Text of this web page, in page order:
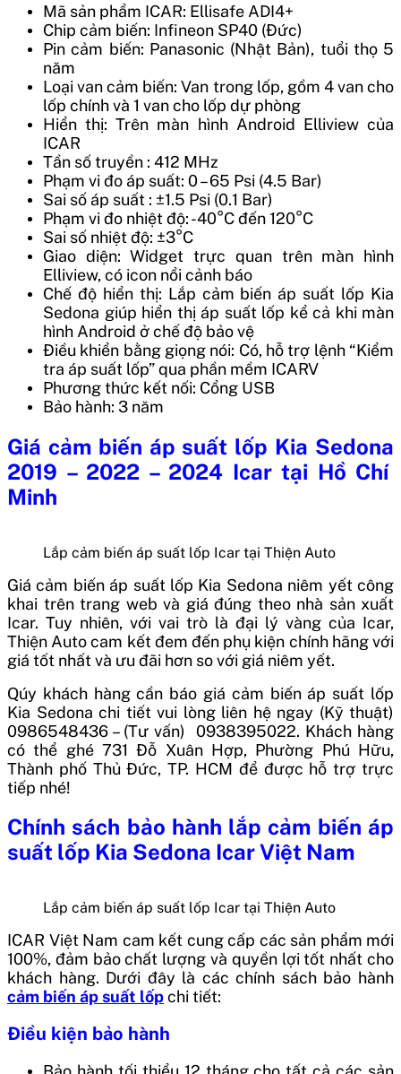
Mã sản phẩm ICAR: Ellisafe ADI4+
Chip cảm biến: Infineon SP40 (Đức)
Pin cảm biến: Panasonic (Nhật Bản), tuổi thọ 5
năm
Loại van cảm biến: Van trong lốp, gồm 4 van cho
lốp chính và 1 van cho lốp dự phòng
Hiển thị: Trên màn hình Android Elliview của
ICAR
Tần số truyền : 412 MHz
Phạm vi đo áp suất: 0 – 65 Psi (4.5 Bar)
Sai số áp suất : ±1.5 Psi (0.1 Bar)
Phạm vi đo nhiệt độ: -40°C đến 120°C
Sai số nhiệt độ: ±3°C
Giao diện: Widget trực quan trên màn hình
Elliview, có icon nổi cảnh báo
Chế độ hiển thị: Lắp cảm biến áp suất lốp Kia
Sedona giúp hiển thị áp suất lốp kể cả khi màn
hình Android ở chế độ bảo vệ
Điều khiển bằng giọng nói: Có, hỗ trợ lệnh “Kiểm
tra áp suất lốp” qua phần mềm ICARV
Phương thức kết nối: Cổng USB
Bảo hành: 3 năm
Giá cảm biến áp suất lốp Kia Sedona
2019 – 2022 – 2024 Icartại Hồ Chí
Minh
Lắp cảm biến áp suất lốp Icar tại Thiện Auto
Giá cảm biến áp suất lốp Kia Sedona niêm yết công
khai trên trang web và giá đúng theo nhà sản xuất
Icar. Tuy nhiên, với vai trò là đại lý vàng của Icar,
Thiện Auto cam kết đem đến phụ kiện chính hãng với
giá tốt nhất và ưu đãi hơn so với giá niêm yết.
Qúy khách hàng cần báo giá cảm biến áp suất lốp
Kia Sedona chi tiết vui lòng liên hệ ngay (Kỹ thuật)
0986548436 – (Tư vấn) 0938395022. Khách hàng
có thể ghé 731 Đỗ Xuân Hợp, Phường Phú Hữu,
Thành phố Thủ Đức, TP. HCM để được hỗ trợ trực
tiếp nhé!
Chính sách bảo hành lắp cảm biến áp
suất lốp Kia Sedona IcarViệt Nam
Lắp cảm biến áp suất lốp Icar tại Thiện Auto
ICAR Việt Nam cam kết cung cấp các sản phẩm mới
100%, đảm bảo chất lượng và quyền lợi tốt nhất cho
khách hàng. Dưới đây là các chính sách bảo hành
cảm biến áp suất lốpchi tiết:
Điều kiện bảo hành